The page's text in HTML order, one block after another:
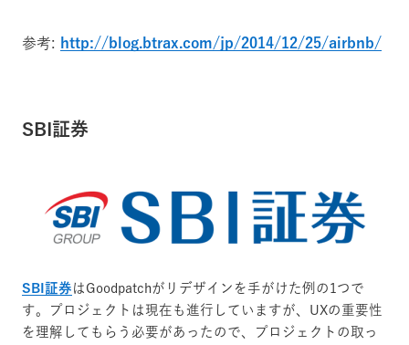
参考: http://blog.btrax.com/jp/2014/12/25/airbnb/
SBI証券
SBI証券 はGoodpatchがリデザインを手がけた例の1つで
す。プロジェクトは現在も進行していますが、UXの重要性
を理解してもらう必要があったので、プロジェクトの取っ